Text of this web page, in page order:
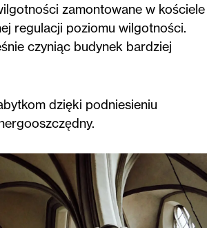
zamontowane w kościele
regulacji poziomu wilgotności.
czyniąc budynek bardziej
dzięki podniesieniu